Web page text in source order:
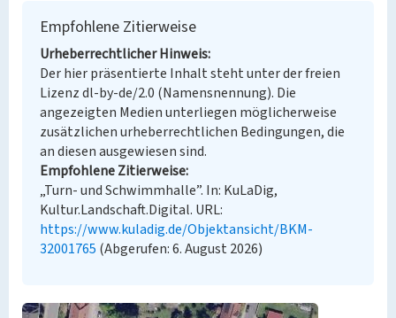
Empfohlene Zitierweise
Urheberrechtlicher Hinweis
Der hier präsentierte Inhalt steht unter der freien
Lizenz dl-by-de/2.0 (Namensnennung). Die
angezeigten Medien unterliegen möglicherweise
zusätzlichen urheberrechtlichen Bedingungen, die
an diesen ausgewiesen sind.
Empfohlene Zitierweise
„Turn- und Schwimmhalle”. In: KuLaDig,
Kultur.Landschaft.Digital. URL:
https://www.kuladig.de/Objektansicht/BKM-
32001765 (Abgerufen: 6. August 2026)